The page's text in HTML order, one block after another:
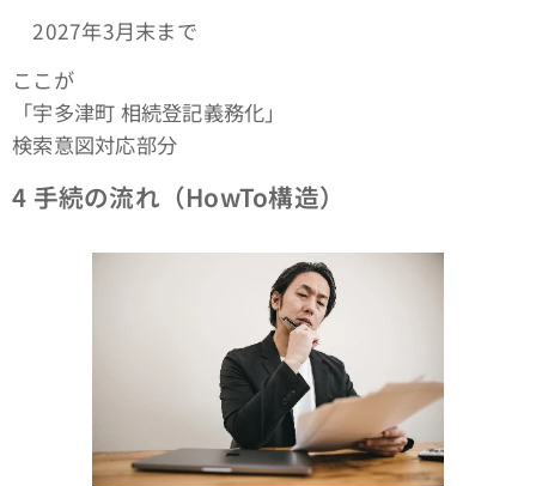
2027年3月末まで
ここが
「宇多津町 相続登記義務化」
検索意図対応部分
4 手続の流れ（HowTo構造）